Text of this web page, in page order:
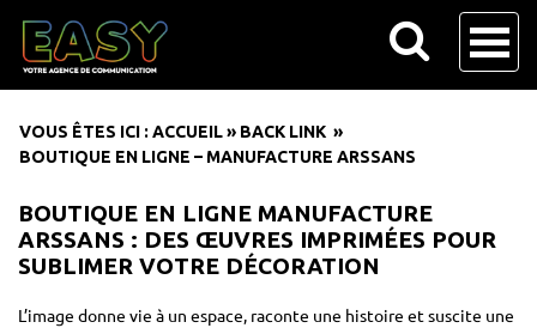
VOUS ÊTES ICI : ACCUEIL» BACK LINK »
BOUTIQUE EN LIGNE – MANUFACTURE ARSSANS
BOUTIQUE EN LIGNE MANUFACTURE
ARSSANS : DES ŒUVRES IMPRIMÉES POUR
SUBLIMER VOTRE DÉCORATION
L’image donne vie à un espace, raconte une histoire et suscite une